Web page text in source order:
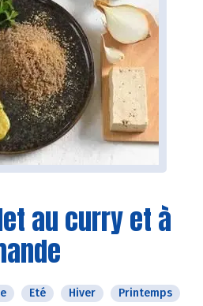
au curry et à
Eté Hiver Printemps